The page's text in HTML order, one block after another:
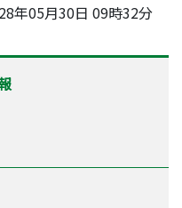
年05月30日 09時32分